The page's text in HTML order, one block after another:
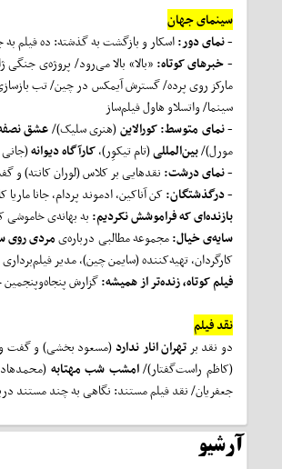
سینمای جهان
- نمای دور:اسکار و بازگشت به گذشته: ده فیلم به
- خبرهای کوتاه: «بالا» بالا می‌رود/ پروژه‌ی
مارکز روی پرده/ گسترش آیمکس در چین/ تب بازسازی
سینما/ واتسلاو هاول فیلم‌ساز
- نمای متوسط:کورالاین(هنری سلیک)/عشق
مورل)/بین‌المللی(تام تیکوِر)،کارآگاه دیوانه
- نمای درشت: نقدهایی بر کلاس (لوران کانته) و
- درگذشتگان:کن آناکین، ادموند پردام، جانا
بازنده‌ای که فراموشش نکردیم: به بهانه‌ی خاموشی
سایه‌ی خیال:مجموعه مطالبی درباره‌یمردی روی
کارگردان، تهیه‌کننده (سایمن چین)، مدیر
فیلم کوتاه، زنده‌تر از همیشه:گزارش پنجاه‌وپنجمین
نقد فیلم
دو نقد بر تهران انار ندارد(مسعود بخشی) و گفت
(کاظم راست‌گفتار)/امشب شب مهتابه
جعفریان/ نقد فیلم مستند: نگاهی به چند مستند
آرشیو